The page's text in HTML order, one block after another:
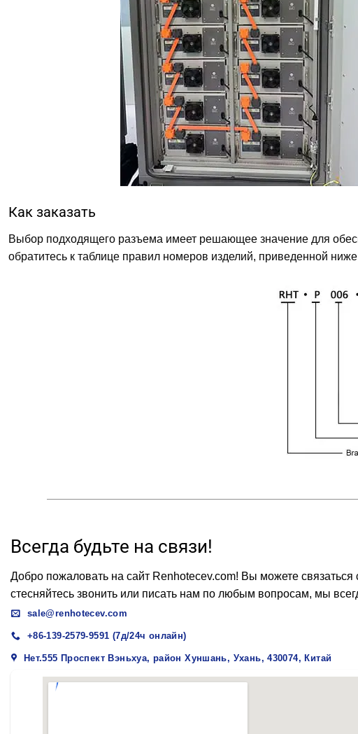
Как заказать
Выбор подходящего разъема имеет решающее значение для
обратитесь к таблице правил номеров изделий, приведенной
Всегда будьте на связи!
Добро пожаловать на сайт Renhotecev.com! Вы можете
стесняйтесь звонить или писать нам по любым вопросам, мы
sale@renhotecev.com
+86-139-2579-9591 (7д/24ч онлайн)
Нет.555 Проспект Вэньхуа, район Хуншань, Ухань, 430074, Китай